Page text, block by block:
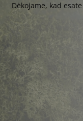
Dėkojame, kad